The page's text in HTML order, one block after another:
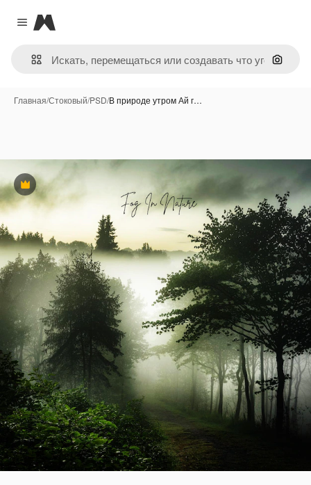
Close menu
Magnific
Поиск
Главная/Стоковый/PSD/В природе утром Ай г…
Премиум